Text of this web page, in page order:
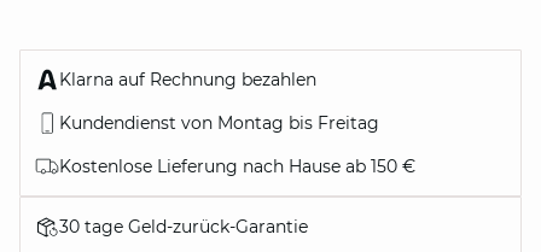
Klarna auf Rechnung bezahlen
Kundendienst von Montag bis Freitag
Kostenlose Lieferung nach Hause ab 150 €
30 tage Geld-zurück-Garantie